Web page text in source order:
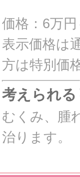
価格：6万
表示価格は
方は特別価
考えられ
むくみ、腫
治ります。